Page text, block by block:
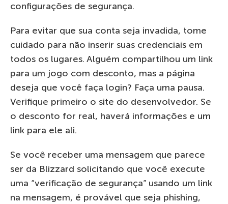
configurações de segurança.
Para evitar que sua conta seja invadida, tome
cuidado para não inserir suas credenciais em
todos os lugares. Alguém compartilhou um link
para um jogo com desconto, mas a página
deseja que você faça login? Faça uma pausa.
Verifique primeiro o site do desenvolvedor. Se
o desconto for real, haverá informações e um
link para ele ali.
Se você receber uma mensagem que parece
ser da Blizzard solicitando que você execute
uma “verificação de segurança” usando um link
na mensagem, é provável que seja phishing,